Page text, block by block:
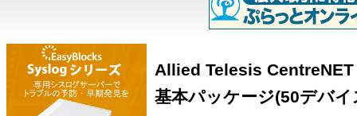
Allied Telesis
基本パッケージ(50デバ